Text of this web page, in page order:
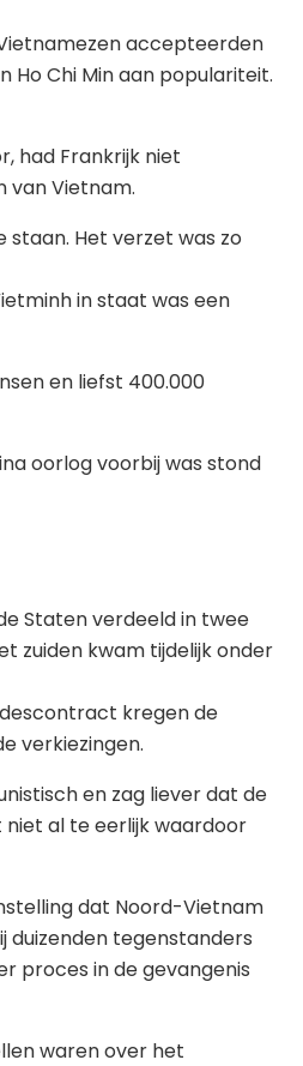
accepteerden
Ho Chi Min aan populariteit.
had Frankrijk niet
van Vietnam.
Het verzet was zo
in staat was een
en liefst 400.000
oorlog voorbij was stond
Staten verdeeld in twee
zuiden kwam tijdelijk onder
kregen de
verkiezingen.
en zag liever dat de
niet al te eerlijk waardoor
dat Noord-Vietnam
duizenden tegenstanders
proces in de gevangenis
waren over het